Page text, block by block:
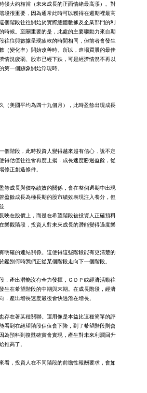
候大約相當（未來成長的正面情緒最高漲）。對
段很重要，因為通常此時可以獲得在週期裡最高
個階段往往開始於實際總體數據及企業部門的利
時候。至關重要的是，此處的主要驅動力來自期
往往與數據呈現疲軟的時間相同，但前者會發生
（變化率）開始改善時。所以，進場買股的最佳
情況疲弱、股市已經下跌，可是經濟情況不再以
第一個跡象開始浮現時。
（美國平均為四十九個月），此時盈餘出現成長
個階段，此時投資人變得越來越有信心，說不定
得估值往往會再度上揚，成長速度勝過盈餘，從
修正創造條件。
餘成長與價格績效的關係，會在整個週期中出現
盈餘成長為極長期的股市績效表現注入養分，但
映在股價上，而是在希望階段被投資人正確預料
樂觀階段，投資人對未來成長的潛能變得過度樂
明確的連結關係。這使得這些階段能有更清楚的
鑑別何時我們正從某個階段走向下一個階段。
，產出潛能沒有全力發揮，ＧＤＰ或經濟活動往
生在希望階段的中期與末期。在成長階段，經濟
，產出增長速度最後會快過潛在增長。
存在著某種關聯。運用像是本益比這種簡單的評
看到在絕望階段估值會下降，到了希望階段則會
為預料到復甦確實會實現，產生對未來利潤回升
推高了。
看，投資人在不同階段的前瞻性報酬要求，會如